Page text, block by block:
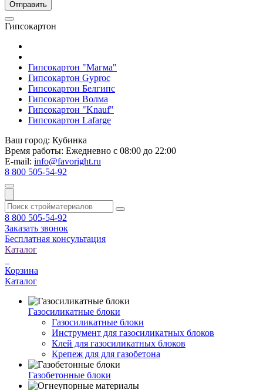
Гипсокартон
Гипсокартон "Магма"
Гипсокартон Gyproc
Гипсокартон Белгипс
Гипсокартон Волма
Гипсокартон "Knauf"
Гипсокартон Lafarge
Ваш город: Кубинка
Время работы: Ежедневно с 08:00 до 22:00
E-mail: info@favoright.ru
8 800 505-54-92
8 800 505-54-92
Заказать звонок
Бесплатная консультация
Каталог
Корзина
Каталог
Газосиликатные блоки
Газосиликатные блоки
Инструмент для газосиликатных блоков
Клей для газосиликатных блоков
Крепеж для для газобетона
Газобетонные блоки